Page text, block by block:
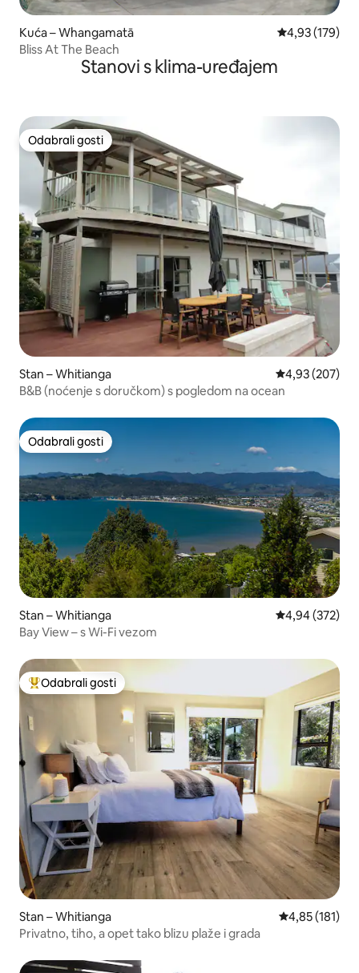
Kuća – Whangamatā Prosječna
4,93 (179)
Bliss At The Beach
Stanovi s klima-uređajem
Odabrali gosti
Odabrali gosti
Stan – Whitianga Prosječna
4,93 (207)
B&B (noćenje s doručkom) s pogledom na ocean
Odabrali gosti
Odabrali gosti
Stan – Whitianga Prosječna
4,94 (372)
Bay View – s Wi-Fi vezom
Među najviše rangiranima s oznakom „Odabrali gosti”
Odabrali gosti
Stan – Whitianga Prosječna
4,85 (181)
Privatno, tiho, a opet tako blizu plaže i grada